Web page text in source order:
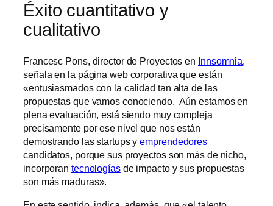
Éxito cuantitativo y
cualitativo
Francesc Pons, director de Proyectos en Innsomnia,
señala en la página web corporativa que están
«entusiasmados con la calidad tan alta de las
propuestas que vamos conociendo. Aún estamos en
plena evaluación, está siendo muy compleja
precisamente por ese nivel que nos están
demostrando las startups yemprendedores
candidatos, porque sus proyectos son más de nicho,
incorporan tecnologíasde impacto y sus propuestas
son más maduras».